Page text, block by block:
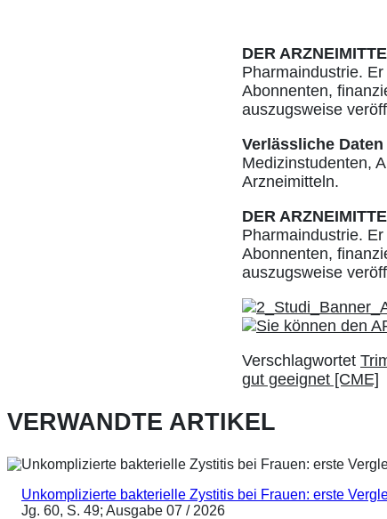
DER
Pharmaindustrie.
Abonnenten,
auszugsweise
Verlässliche
Medizinstudenten,
Arzneimitteln.
DER
Pharmaindustrie.
Abonnenten,
auszugsweise
Verschlagwortet
gut geeignet [CME]
VERWANDTE ARTIKEL
Unkomplizierte bakterielle Zystitis bei Frauen: erste
Jg. 60, S. 49; Ausgabe 07 / 2026